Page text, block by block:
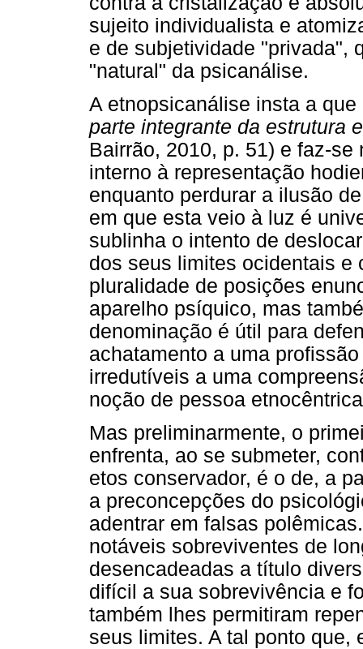
sujeito individualista e
e de subjetividade "privada",
"natural" da psicanálise.
A etnopsicanálise insta a
parte integrante da estrutura
Bairrão, 2010, p. 51) e faz-
interno à representação
enquanto perdurar a ilusão
em que esta veio à luz é
sublinha o intento de
dos seus limites ocidentais e
pluralidade de posições
aparelho psíquico, mas
denominação é útil para
achatamento a uma
irredutíveis a uma
noção de pessoa
Mas preliminarmente, o
enfrenta, ao se submeter,
etos conservador, é o de, a
a preconcepções do
adentrar em falsas
notáveis sobreviventes de
desencadeadas a título
difícil a sua sobrevivência e
também lhes permitiram
seus limites. A tal ponto que,